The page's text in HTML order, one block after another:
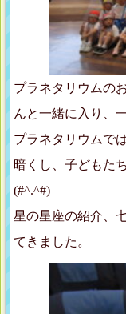
プラネタリウムの
んと一緒に入り、
プラネタリウムで
暗くし、子どもた
(#^.^#)
星の星座の紹介、
てきました。